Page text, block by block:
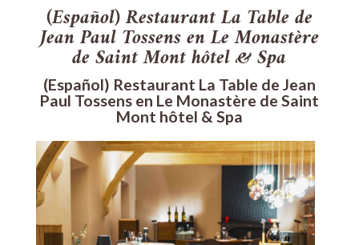
(Español) Restaurant La Table de
Jean Paul Tossens en Le Monastère
de Saint Mont hôtel & Spa
(Español) Restaurant La Table de Jean
Paul Tossens en Le Monastère de Saint
Mont hôtel & Spa